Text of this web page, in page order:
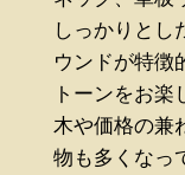
しっかりとし
ウンドが特徴
トーンをお
木や価格の兼
物も多くなっ